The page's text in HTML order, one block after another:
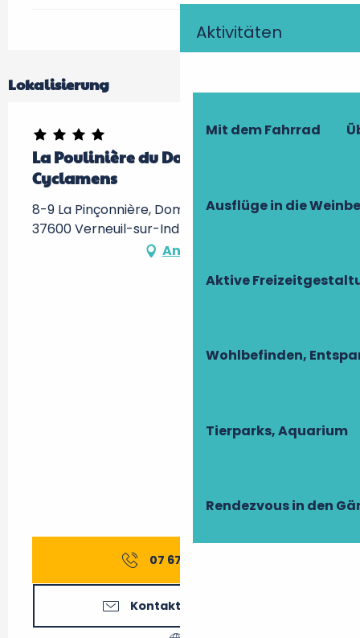
Aktivitäten
Mit dem Fahrrad
Ausflüge in die
Aktive
Wohlbefinden,
Tierparks, Aquarium
Rendezvous in den
Lokalisierung
La Poulinière du Domaine des
Cyclamens
8-9 La Pinçonnière, Domaine des Cyclamens,
37600 Verneuil-sur-Indre
Anfahrt
07 67 40 80
Kontaktieren Sie uns